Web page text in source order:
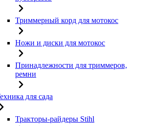
Триммерный корд для мотокос
Ножи и диски для мотокос
Принадлежности для триммеров,
ремни
для сада
Тракторы-райдеры Stihl